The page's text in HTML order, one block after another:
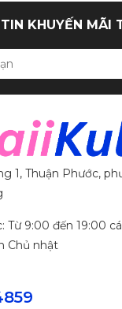
KHUYẾN MÃI
1, Thuận Phước,
Từ 9:00 đến 19:00
Chủ nhật